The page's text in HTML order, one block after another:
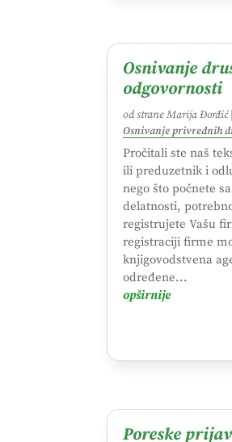
Osnivanje
odgovornosti
od straneMarija Đorđić|
Osnivanje privrednih
Pročitali ste naš
ili preduzetnik i
nego što počnete
delatnosti,
registrujete Vašu
registraciji firme
knjigovodstvena
određene...
opširnije
Poreske